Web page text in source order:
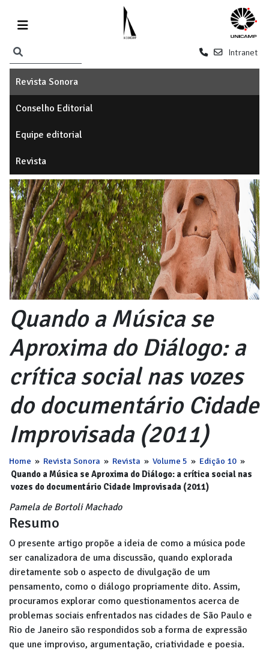
Intranet
Revista Sonora
Conselho Editorial
Equipe editorial
Revista
Quando a Música se
Aproxima do Diálogo: a
crítica social nas vozes
do documentário Cidade
Improvisada (2011)
Home » Revista Sonora » Revista » Volume 5 » Edição 10 »
Quando a Música se Aproxima do Diálogo: a crítica social nas
vozes do documentário Cidade Improvisada (2011)
Pamela de Bortoli Machado
Resumo
O presente artigo propõe a ideia de como a música pode
ser canalizadora de uma discussão, quando explorada
diretamente sob o aspecto de divulgação de um
pensamento, como o diálogo propriamente dito. Assim,
procuramos explorar como questionamentos acerca de
problemas sociais enfrentados nas cidades de São Paulo e
Rio de Janeiro são respondidos sob a forma de expressão
que une improviso, argumentação, criatividade e poesia.